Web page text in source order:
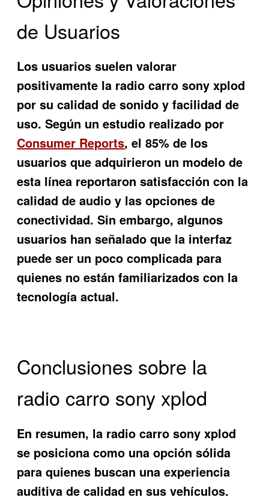
de Usuarios
Los usuarios suelen valorar
positivamente la radio carro sony xplod
por su calidad de sonido y facilidad de
uso. Según un estudio realizado por
Consumer Reports, el 85% de los
usuarios que adquirieron un modelo de
esta línea reportaron satisfacción con la
calidad de audio y las opciones de
conectividad. Sin embargo, algunos
usuarios han señalado que la interfaz
puede ser un poco complicada para
quienes no están familiarizados con la
tecnología actual.
Conclusiones sobre la
radio carro sony xplod
En resumen, la radio carro sony xplod
se posiciona como una opción sólida
para quienes buscan una experiencia
auditiva de calidad en sus vehículos.